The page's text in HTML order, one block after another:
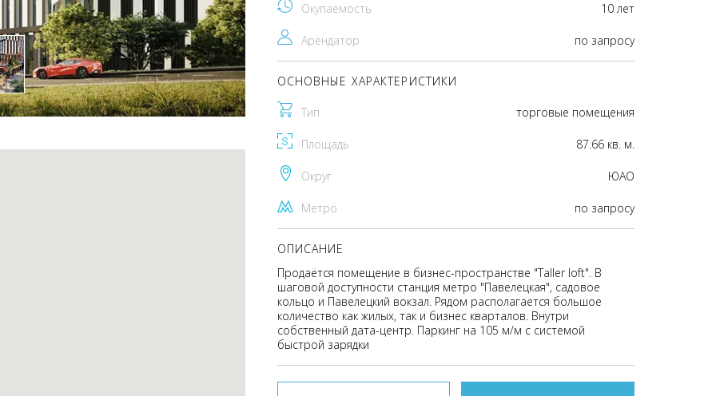
Окупаемость 10 лет
Арендатор по запросу
ОСНОВНЫЕ ХАРАКТЕРИСТИКИ
Тип торговые помещения
Площадь 87.66 кв. м.
Округ ЮАО
Метро по запросу
ОПИСАНИЕ
Продаётся помещение в бизнес-пространстве "Taller loft". В
шаговой доступности станция метро "Павелецкая", садовое
кольцо и Павелецкий вокзал. Рядом располагается большое
количество как жилых, так и бизнес кварталов. Внутри
собственный дата-центр. Паркинг на 105 м/м с системой
быстрой зарядки